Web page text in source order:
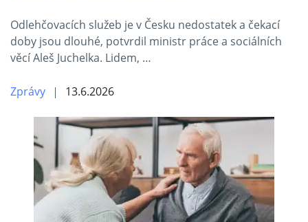
Odlehčovacích služeb je v Česku nedostatek a čekací
doby jsou dlouhé, potvrdil ministr práce a sociálních
věcí Aleš Juchelka. Lidem, …
Zprávy 13.6.2026